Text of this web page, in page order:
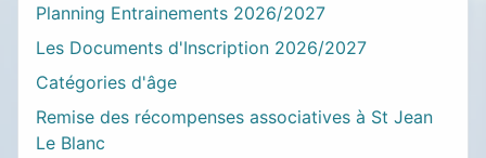
Planning Entrainements 2026/2027
Les Documents d'Inscription 2026/2027
Catégories d'âge
Remise des récompenses associatives à St Jean
Le Blanc